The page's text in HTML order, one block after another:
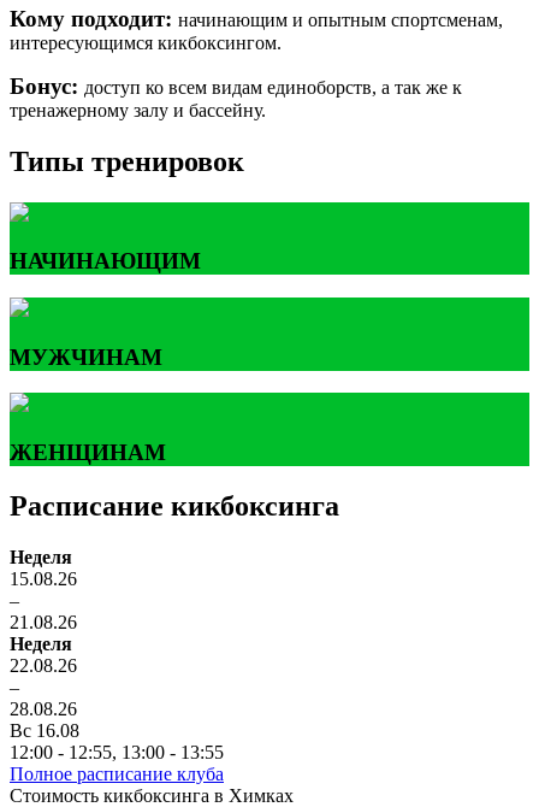
Кому подходит: начинающим и опытным спортсменам,
интересующимся кикбоксингом.
Бонус: доступ ко всем видам единоборств, а так же к
тренажерному залу и бассейну.
Типы тренировок
НАЧИНАЮЩИМ
МУЖЧИНАМ
ЖЕНЩИНАМ
Расписание кикбоксинга
Неделя
15.08.26
–
21.08.26
Неделя
22.08.26
–
28.08.26
Вс 16.08
12:00 - 12:55, 13:00 - 13:55
Полное расписание клуба
Стоимость кикбоксинга в Химках